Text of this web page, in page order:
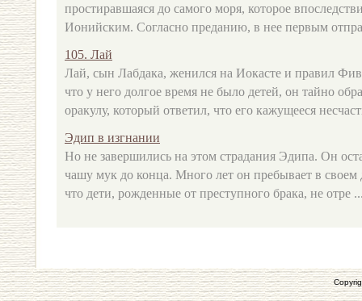
простиравшаяся до самого моря, которое
Ионийским. Согласно преданию, в нее первым
105. Лай
Лай, сын Лабдака, женился на Иокасте и правил
что у него долгое время не было детей, он тайно
оракулу, который ответил, что его кажущееся
Эдип в изгнании
Но не завершились на этом страдания Эдипа. Он
чашу мук до конца. Много лет он пребывает в своем
что дети, рожденные от преступного брака, не отре